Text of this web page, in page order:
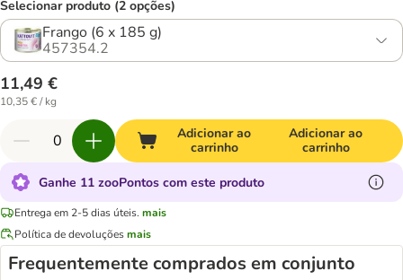
Selecionar produto (2 opções)
Frango (6 x 185 g)
457354.2
11,49 €
10,35 € / kg
Adicionar ao
carrinho
Adicionar ao
carrinho
Ganhe 11 zooPontos com este produto
Entrega em 2-5 dias úteis. mais
Política de devoluçõesmais
Frequentemente comprados em conjunto